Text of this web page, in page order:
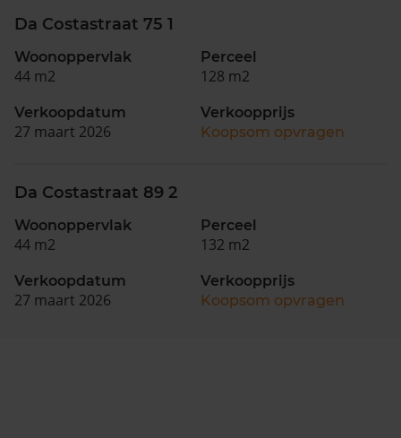
Da Costastraat 75 1
Woonoppervlak
44 m2
Perceel
128 m2
Verkoopdatum
27 maart 2026
Verkoopprijs
Koopsom opvragen
Da Costastraat 89 2
Woonoppervlak
44 m2
Perceel
132 m2
Verkoopdatum
27 maart 2026
Verkoopprijs
Koopsom opvragen